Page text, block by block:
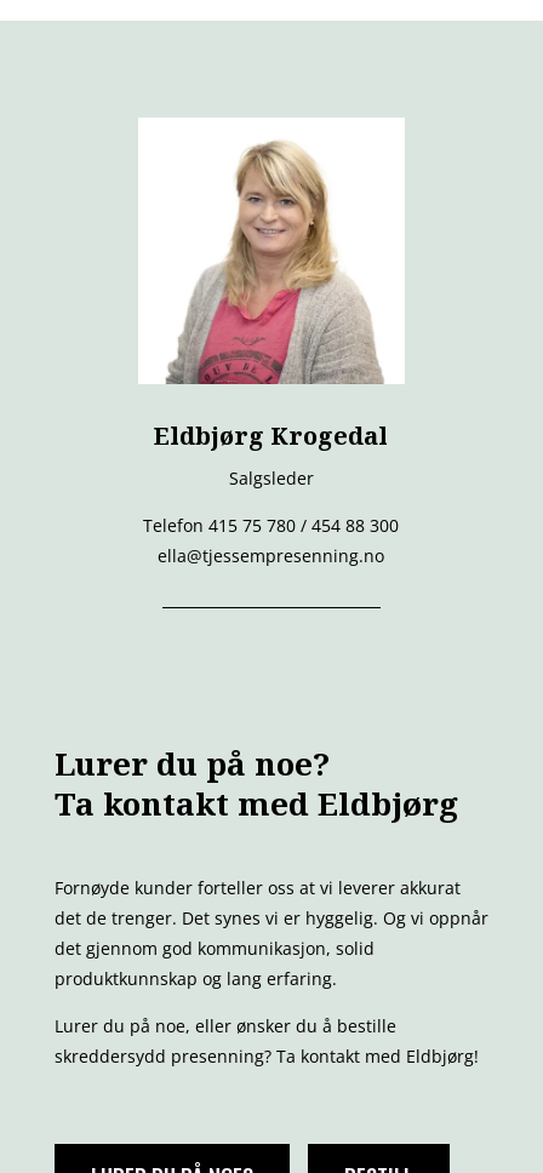
Eldbjørg Krogedal
Salgsleder
Telefon 415 75 780 / 454 88 300
ella@tjessempresenning.no
Lurer du på noe?
Ta kontakt med Eldbjørg
Fornøyde kunder forteller oss at vi leverer akkurat
det de trenger. Det synes vi er hyggelig. Og vi oppnår
det gjennom god kommunikasjon, solid
produktkunnskap og lang erfaring.
Lurer du på noe, eller ønsker du å bestille
skreddersydd presenning? Ta kontakt med Eldbjørg!